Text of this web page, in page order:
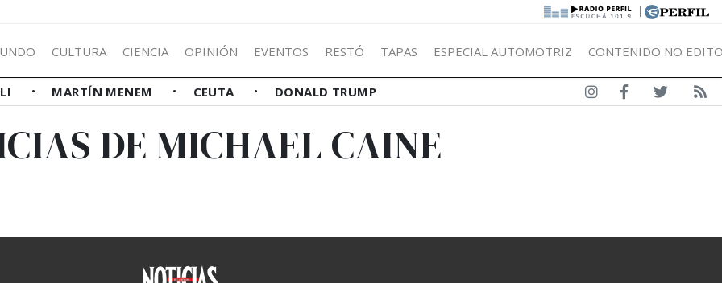
|
CULTURA CIENCIA OPINIÓN EVENTOS RESTÓ TAPAS ESPECIAL AUTOMOTRIZ CONTENIDO NO
MARTÍN MENEM CEUTA DONALD TRUMP
DE MICHAEL CAINE